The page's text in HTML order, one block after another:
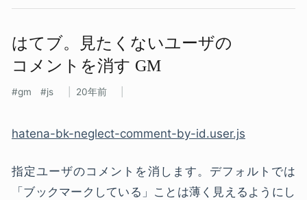
はてブ。​見たくない​ユーザの​
コメントを​消す GM
gm js 20年前
hatena-bk-neglect-comment-by-id.user.js
指定ユーザのコメントを消します。デフォルトでは
「ブックマークしている」ことは薄く見えるようにし